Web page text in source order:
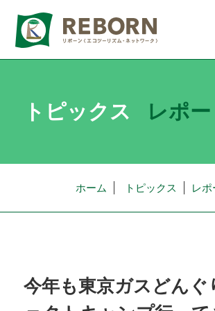
トピックス レポー
ホーム トピックス レポ
今年も東京ガスどんぐ